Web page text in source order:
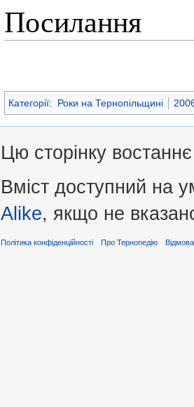
Посилання
Категорії: Роки на Тернопільщині
Цю сторінку
Вміст доступний на
Alike, якщо не
Політика конфіденційності Про Тернопедію Відмова